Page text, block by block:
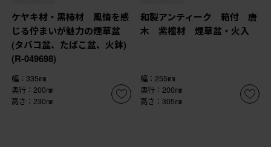
ケヤキ材・黒柿材 風情を感
じる佇まいが魅力の煙草盆
(タバコ盆、たばこ盆、火鉢)
(R-049698)
幅：335㎜
奥行：200㎜
高さ：230㎜
和製アンティーク 箱付 唐
木 紫檀材 煙草盆・火入
幅：255㎜
奥行：200㎜
高さ：305㎜